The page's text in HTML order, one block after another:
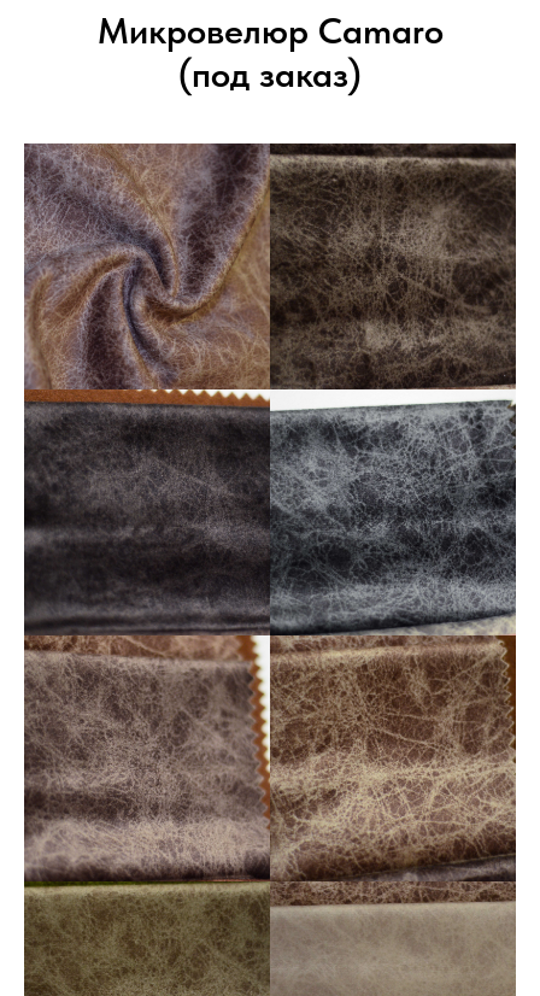
Микровелюр Camaro
(под заказ)